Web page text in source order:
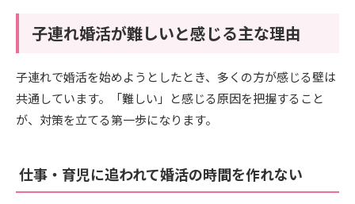
子連れ婚活が難しいと感じる主な理由
子連れで婚活を始めようとしたとき、多くの方が感じる壁は
共通しています。「難しい」と感じる原因を把握すること
が、対策を立てる第一歩になります。
仕事・育児に追われて婚活の時間を作れない